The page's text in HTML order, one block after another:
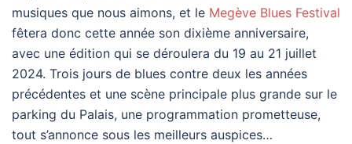
musiques que nous aimons, et le Megève Blues Festival
fêtera donc cette année son dixième anniversaire,
avec une édition qui se déroulera du 19 au 21 juillet
2024. Trois jours de blues contre deux les années
précédentes et une scène principale plus grande sur le
parking du Palais, une programmation prometteuse,
tout s’annonce sous les meilleurs auspices…